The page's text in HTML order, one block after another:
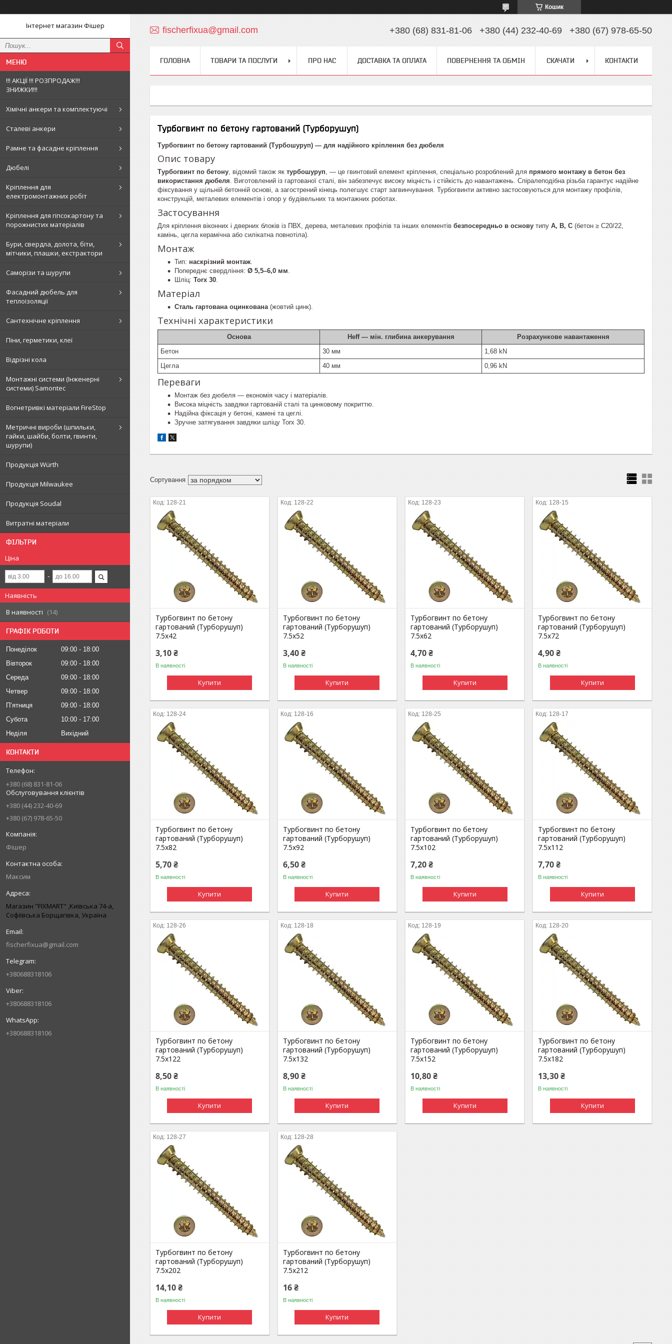
Кошик
Інтернет магазин Фішер
!!! АКЦІЇ !!! РОЗПРОДАЖ!!!
ЗНИЖКИ!!!
Хімічні анкери та комплектуючі
Сталеві анкери
Рамне та фасадне кріплення
Дюбелі
Кріплення для
електромонтажних робіт
Кріплення для гіпсокартону та
порожнистих матеріалів
Бури, свердла, долота, біти,
мітчики, плашки, екстрактори
Саморізи та шурупи
Фасадний дюбель для
теплоізоляції
Сантехнічне кріплення
Піни, герметики, клеї
Відрізні кола
Монтажні системи (Інженерні
системи) Samontec
Вогнетривкі матеріали FireStop
Метричні вироби (шпильки,
гайки, шайби, болти, гвинти,
шурупи)
Продукція Würth
Продукція Milwaukee
Продукція Soudal
Витратні матеріали
ФІЛЬТРИ
Ціна
Наявність
В наявності
14
ГРАФІК РОБОТИ
Понеділок 09:00
18:00
Вівторок
09:00
18:00
Середа
09:00
18:00
Четвер
09:00
18:00
Пʼятниця
09:00
18:00
Субота
10:00
17:00
Неділя
Вихідний
КОНТАКТИ
+380 (68) 831-81-06
Обслуговування клієнтів
+380 (44) 232-40-69
+380 (67) 978-65-50
Фішер
Максим
Магазин "FIXMART" ,Київська 74-a,
Софіївська Борщагівка, Україна
fischerfixua@gmail.com
+380688318106
+380688318106
+380688318106
fischerfixua@gmail.com +380 (68) 831-81-06 +380 (44) 232-40-69 +380 (67) 978-65-50
ГОЛОВНА ТОВАРИ ТА ПОСЛУГИ ПРО НАС ДОСТАВКА ТА ОПЛАТА ПОВЕРНЕННЯ ТА ОБМІН СКАЧАТИ КОНТАКТИ
Турбогвинт по бетону гартований (Турборушуп)
Турбогвинт по бетону гартований (Турбошуруп) — для надійного кріплення без дюбеля
Опис товару
Турбогвинт по бетону, відомий також як турбошуруп, — це гвинтовий елемент кріплення, спеціально розроблений для прямого монтажу в бетон без
використання дюбеля. Виготовлений із гартованої сталі, він забезпечує високу міцність і стійкість до навантажень. Спіралеподібна різьба гарантує надійне
фіксування у щільній бетонній основі, а загострений кінець полегшує старт загвинчування. Турбогвинти активно застосовуються для монтажу профілів,
конструкцій, металевих елементів і опор у будівельних та монтажних роботах.
Застосування
Для кріплення віконних і дверних блоків із ПВХ, дерева, металевих профілів та інших елементів безпосередньо в основу типу A, B, C (бетон ≥ C20/22,
камінь, цегла керамічна або силікатна повнотіла).
Монтаж
Тип: наскрізний монтаж.
Попереднє свердління: Ø 5,5–6,0 мм.
Шліц: Torx 30.
Матеріал
Сталь гартована оцинкована(жовтий цинк).
Технічні характеристики
Основа Heff — мін. глибина анкерування
Розрахункове навантаження
Бетон
30 мм
1,68 kN
Цегла
40 мм 0,96 kN
Переваги
Монтаж без дюбеля — економія часу і матеріалів.
Висока міцність завдяки гартованій сталі та цинковому покриттю.
Надійна фіксація у бетоні, камені та цеглі.
Зручне затягування завдяки шліцу Torx 30.
128-21
Турбогвинт по бетону
гартований (Турборушуп)
7.5х42
3,10 ₴
В наявності
Купити
128-22
Турбогвинт по бетону
гартований (Турборушуп)
7.5х52
3,40 ₴
В наявності
Купити
128-23
Турбогвинт по бетону
гартований (Турборушуп)
7.5х62
4,70 ₴
В наявності
Купити
128-15
Турбогвинт по бетону
гартований (Турборушуп)
7.5х72
4,90 ₴
В наявності
Купити
128-24
Турбогвинт по бетону
гартований (Турборушуп)
7.5х82
5,70 ₴
В наявності
Купити
128-16
Турбогвинт по бетону
гартований (Турборушуп)
7.5х92
6,50 ₴
В наявності
Купити
128-25
Турбогвинт по бетону
гартований (Турборушуп)
7.5х102
7,20 ₴
В наявності
Купити
128-17
Турбогвинт по бетону
гартований (Турборушуп)
7.5х112
7,70 ₴
В наявності
Купити
128-26
Турбогвинт по бетону
гартований (Турборушуп)
7.5х122
8,50 ₴
В наявності
Купити
128-18
Турбогвинт по бетону
гартований (Турборушуп)
7.5х132
8,90 ₴
В наявності
Купити
128-19
Турбогвинт по бетону
гартований (Турборушуп)
7.5х152
10,80 ₴
В наявності
Купити
128-20
Турбогвинт по бетону
гартований (Турборушуп)
7.5х182
13,30 ₴
В наявності
Купити
128-27
Турбогвинт по бетону
гартований (Турборушуп)
7.5х202
14,10 ₴
В наявності
Купити
128-28
Турбогвинт по бетону
гартований (Турборушуп)
7.5х212
16 ₴
В наявності
Купити